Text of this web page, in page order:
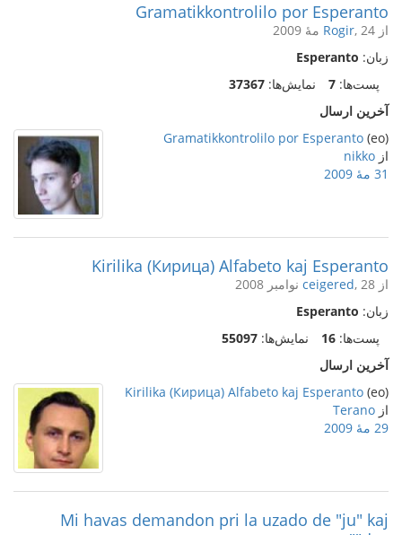
Gramatikkontrolilo por Esperanto
از Rogir, 24 مهٔ 2009
زبان: Esperanto
پست‌ها: 7 نمایش‌ها: 37367
آخرین ارسال
(eo)
Gramatikkontrolilo por Esperanto
از nikko
31 مهٔ 2009
Kirilika (Кирица) Alfabeto kaj Esperanto
از ceigered, 28 نوامبر 2008
زبان: Esperanto
پست‌ها: 16 نمایش‌ها: 55097
آخرین ارسال
(eo)
Kirilika (Кирица) Alfabeto kaj Esperanto
از Terano
29 مهٔ 2009
Mi havas demandon pri la uzado de "ju" kaj